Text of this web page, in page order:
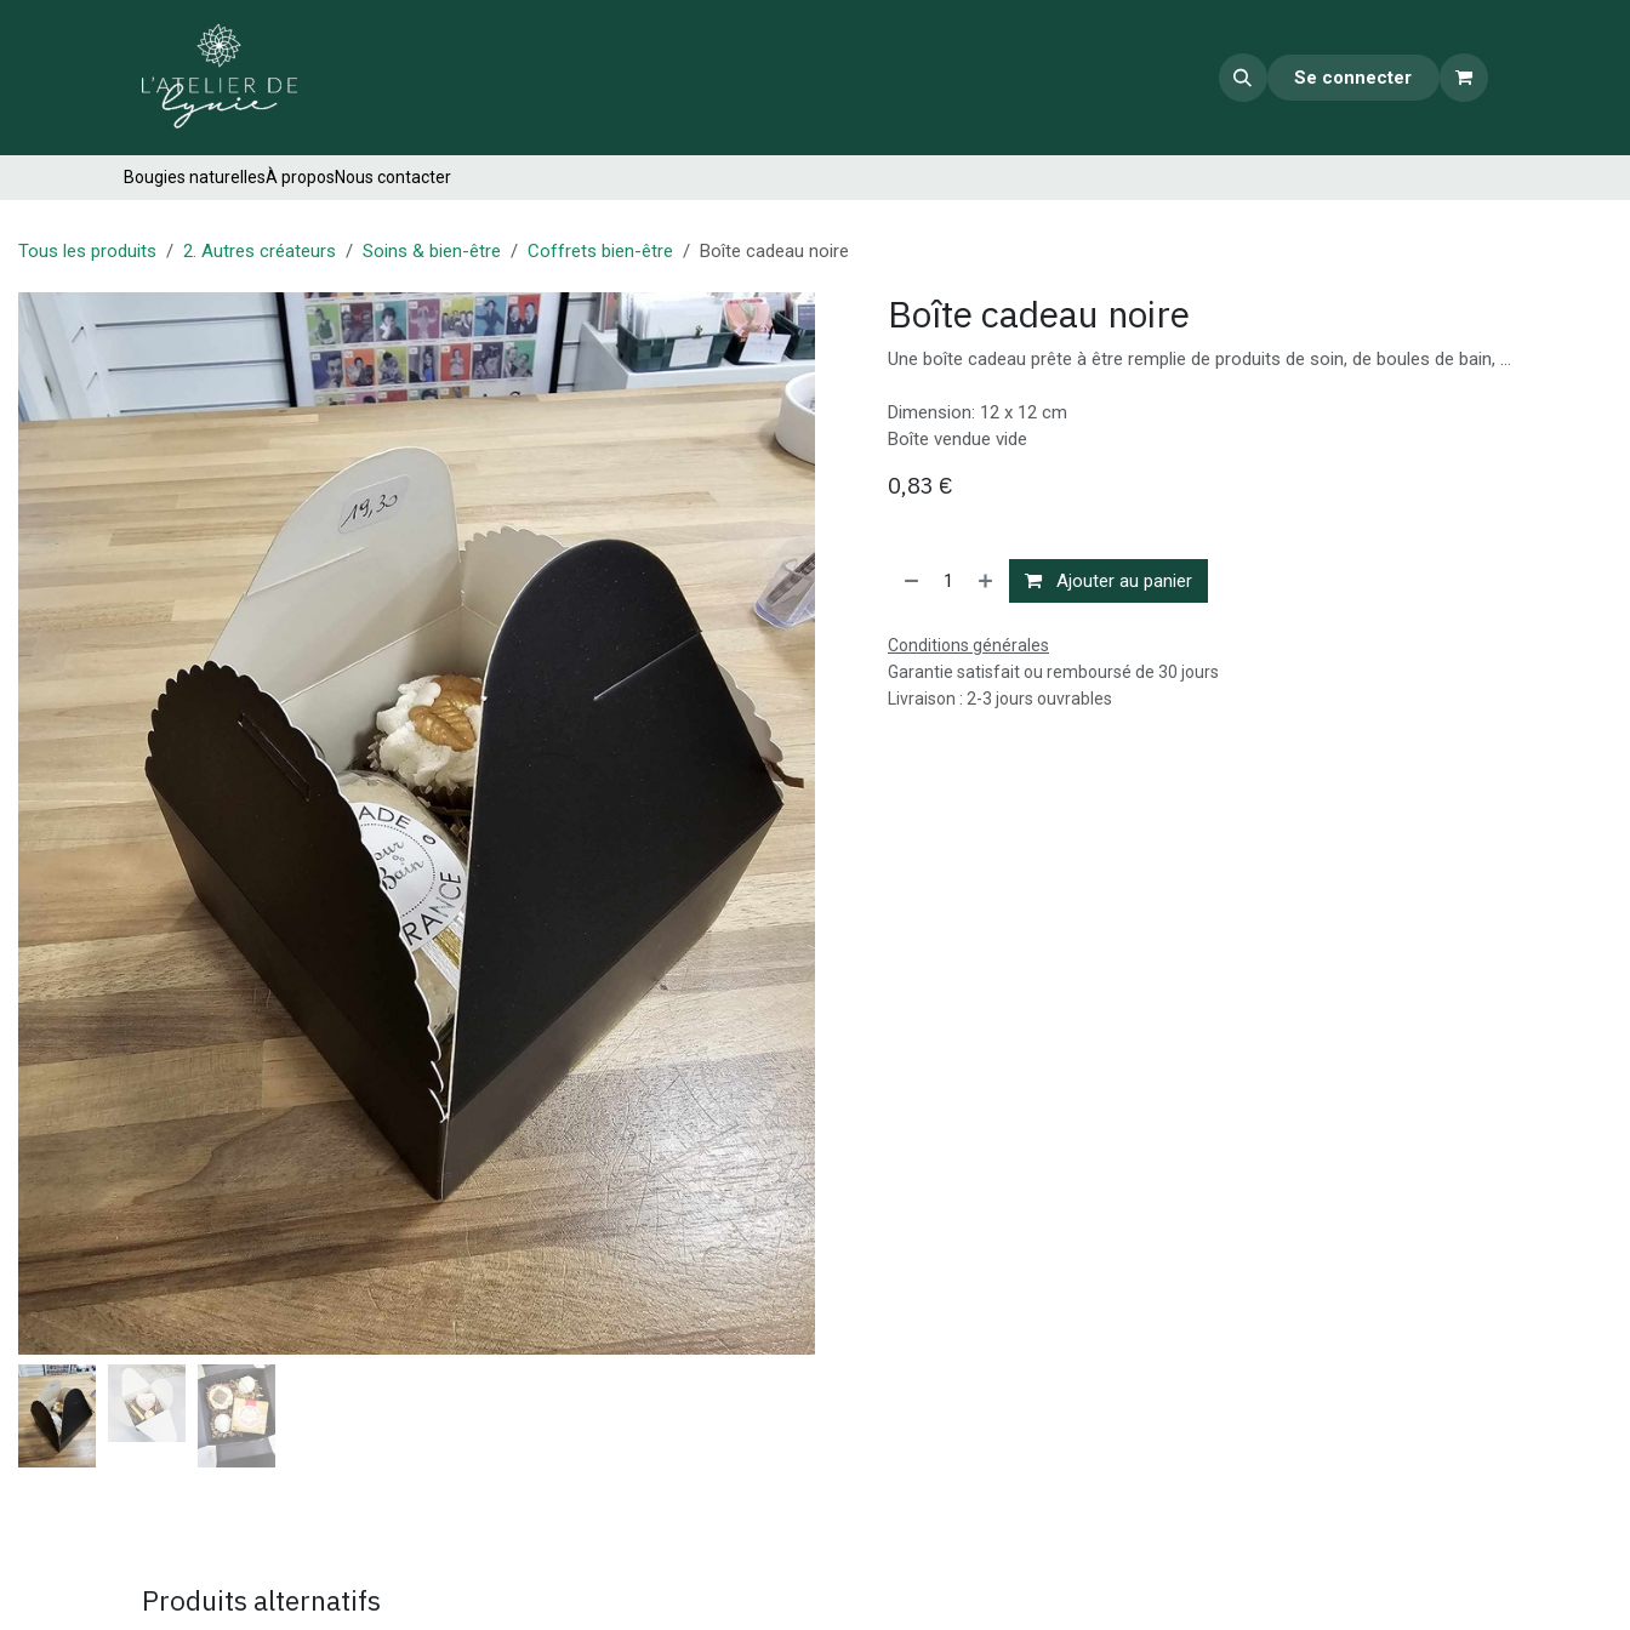
Se connecter
Bougies naturellesÀ proposNous contacter
Tous les produits 2. Autres créateurs Soins & bien-être Coffrets bien-être Boîte cadeau noire
Boîte cadeau noire
Une boîte cadeau prête à être remplie de produits de soin, de boules de bain, ...
Dimension: 12 x 12 cm
Boîte vendue vide
0,83 €
Ajouter au panier
Conditions générales
Garantie satisfait ou remboursé de 30 jours
Livraison : 2-3 jours ouvrables
Produits alternatifs